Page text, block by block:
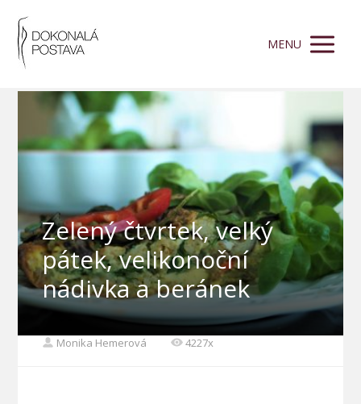
MENU
Zelený čtvrtek, velký
pátek, velikonoční
nádivka a beránek
Monika Hemerová 4227x